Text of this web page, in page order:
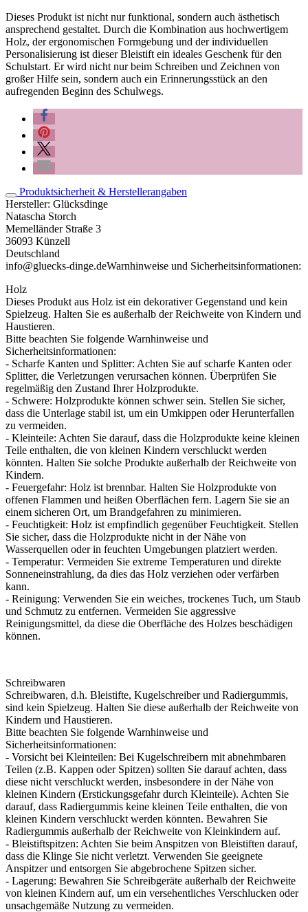
Dieses Produkt ist nicht nur funktional, sondern auch ästhetisch
ansprechend gestaltet. Durch die Kombination aus hochwertigem
Holz, der ergonomischen Formgebung und der individuellen
Personalisierung ist dieser Bleistift ein ideales Geschenk für den
Schulstart. Er wird nicht nur beim Schreiben und Zeichnen von
großer Hilfe sein, sondern auch ein Erinnerungsstück an den
aufregenden Beginn des Schulwegs.
Produktsicherheit & Herstellerangaben
Hersteller: Glücksdinge
Natascha Storch
Memelländer Straße 3
36093 Künzell
Deutschland
info@gluecks-dinge.deWarnhinweise und Sicherheitsinformationen:
Holz
Dieses Produkt aus Holz ist ein dekorativer Gegenstand und kein
Spielzeug. Halten Sie es außerhalb der Reichweite von Kindern und
Haustieren.
Bitte beachten Sie folgende Warnhinweise und
Sicherheitsinformationen:
- Scharfe Kanten und Splitter: Achten Sie auf scharfe Kanten oder
Splitter, die Verletzungen verursachen können. Überprüfen Sie
regelmäßig den Zustand Ihrer Holzprodukte.
- Schwere: Holzprodukte können schwer sein. Stellen Sie sicher,
dass die Unterlage stabil ist, um ein Umkippen oder Herunterfallen
zu vermeiden.
- Kleinteile: Achten Sie darauf, dass die Holzprodukte keine kleinen
Teile enthalten, die von kleinen Kindern verschluckt werden
könnten. Halten Sie solche Produkte außerhalb der Reichweite von
Kindern.
- Feuergefahr: Holz ist brennbar. Halten Sie Holzprodukte von
offenen Flammen und heißen Oberflächen fern. Lagern Sie sie an
einem sicheren Ort, um Brandgefahren zu minimieren.
- Feuchtigkeit: Holz ist empfindlich gegenüber Feuchtigkeit. Stellen
Sie sicher, dass die Holzprodukte nicht in der Nähe von
Wasserquellen oder in feuchten Umgebungen platziert werden.
- Temperatur: Vermeiden Sie extreme Temperaturen und direkte
Sonneneinstrahlung, da dies das Holz verziehen oder verfärben
kann.
- Reinigung: Verwenden Sie ein weiches, trockenes Tuch, um Staub
und Schmutz zu entfernen. Vermeiden Sie aggressive
Reinigungsmittel, da diese die Oberfläche des Holzes beschädigen
können.
Schreibwaren
Schreibwaren, d.h. Bleistifte, Kugelschreiber und Radiergummis,
sind kein Spielzeug. Halten Sie diese außerhalb der Reichweite von
Kindern und Haustieren.
Bitte beachten Sie folgende Warnhinweise und
Sicherheitsinformationen:
- Vorsicht bei Kleinteilen: Bei Kugelschreibern mit abnehmbaren
Teilen (z.B. Kappen oder Spitzen) sollten Sie darauf achten, dass
diese nicht verschluckt werden, insbesondere in der Nähe von
kleinen Kindern (Erstickungsgefahr durch Kleinteile). Achten Sie
darauf, dass Radiergummis keine kleinen Teile enthalten, die von
kleinen Kindern verschluckt werden könnten. Bewahren Sie
Radiergummis außerhalb der Reichweite von Kleinkindern auf.
- Bleistiftspitzen: Achten Sie beim Anspitzen von Bleistiften darauf,
dass die Klinge Sie nicht verletzt. Verwenden Sie geeignete
Anspitzer und entsorgen Sie abgebrochene Spitzen sicher.
- Lagerung: Bewahren Sie Schreibgeräte außerhalb der Reichweite
von kleinen Kindern auf, um ein versehentliches Verschlucken oder
unsachgemäße Nutzung zu vermeiden.